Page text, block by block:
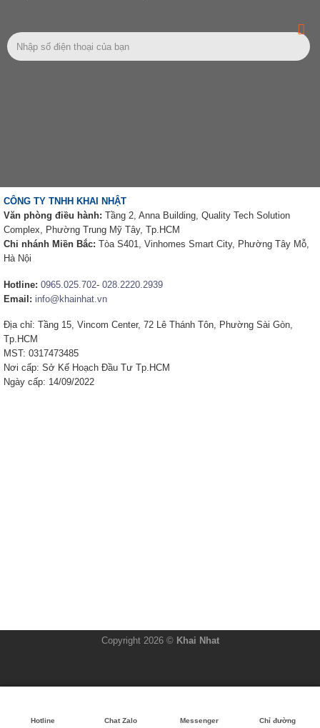
CÔNG TY TNHH KHAI NHẬT
Văn phòng điều hành: Tầng 2, Anna Building, Quality Tech Solution
Complex, Phường Trung Mỹ Tây, Tp.HCM
Chi nhánh Miền Bắc: Tòa S401, Vinhomes Smart City, Phường Tây Mỗ,
Hà Nội
Hotline: 0965.025.702- 028.2220.2939
Email: info@khainhat.vn
Địa chỉ: Tầng 15, Vincom Center, 72 Lê Thánh Tôn, Phường Sài Gòn,
Tp.HCM
MST: 0317473485
Nơi cấp: Sở Kế Hoạch Đầu Tư Tp.HCM
Ngày cấp: 14/09/2022
Hotline Chat Zalo Messenger Chỉ đường
Copyright 2026 © Khai Nhat